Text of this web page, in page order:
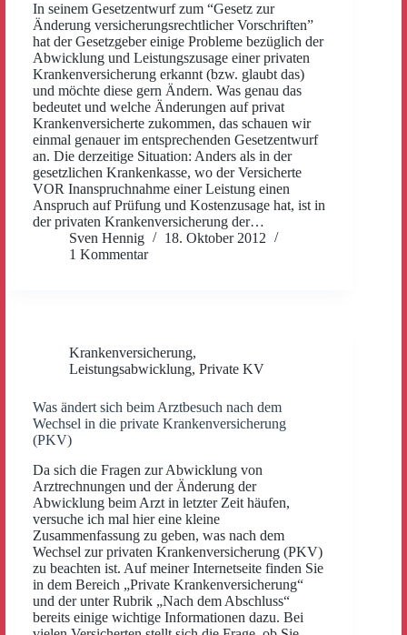
In seinem Gesetzentwurf zum “Gesetz zur
Änderung versicherungsrechtlicher Vorschriften”
hat der Gesetzgeber einige Probleme bezüglich der
Abwicklung und Leistungszusage einer privaten
Krankenversicherung erkannt (bzw. glaubt das)
und möchte diese gern Ändern. Was genau das
bedeutet und welche Änderungen auf privat
Krankenversicherte zukommen, das schauen wir
einmal genauer im entsprechenden Gesetzentwurf
an. Die derzeitige Situation: Anders als in der
gesetzlichen Krankenkasse, wo der Versicherte
VOR Inanspruchnahme einer Leistung einen
Anspruch auf Prüfung und Kostenzusage hat, ist in
der privaten Krankenversicherung der…
Sven Hennig
18. Oktober 2012
1 Kommentar
Krankenversicherung,
Leistungsabwicklung, Private KV
Was ändert sich beim Arztbesuch nach dem
Wechsel in die private Krankenversicherung
(PKV)
Da sich die Fragen zur Abwicklung von
Arztrechnungen und der Änderung der
Abwicklung beim Arzt in letzter Zeit häufen,
versuche ich mal hier eine kleine
Zusammenfassung zu geben, was nach dem
Wechsel zur privaten Krankenversicherung (PKV)
zu beachten ist. Auf meiner Internetseite finden Sie
in dem Bereich „Private Krankenversicherung“
und der unter Rubrik „Nach dem Abschluss“
bereits einige wichtige Informationen dazu. Bei